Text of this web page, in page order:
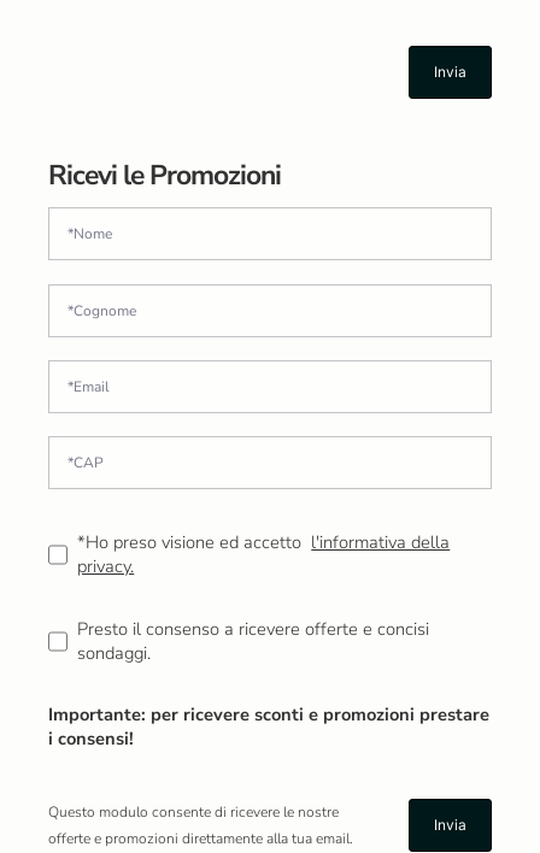
Ricevi le Promozioni
*Ho preso visione ed accetto l'informativa della
privacy.
Presto il consenso a ricevere offerte e concisi
sondaggi.
Importante: per ricevere sconti e promozioni prestare
i consensi!
Questo modulo consente di ricevere le nostre
offerte e promozioni direttamente alla tua email.